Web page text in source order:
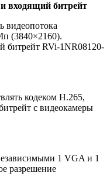
входящий битрейт
видеопотока
(3840×2160).
битрейт RVi-1NR08120-
кодеком H.265,
с видеокамеры
1 VGA и 1
разрешение